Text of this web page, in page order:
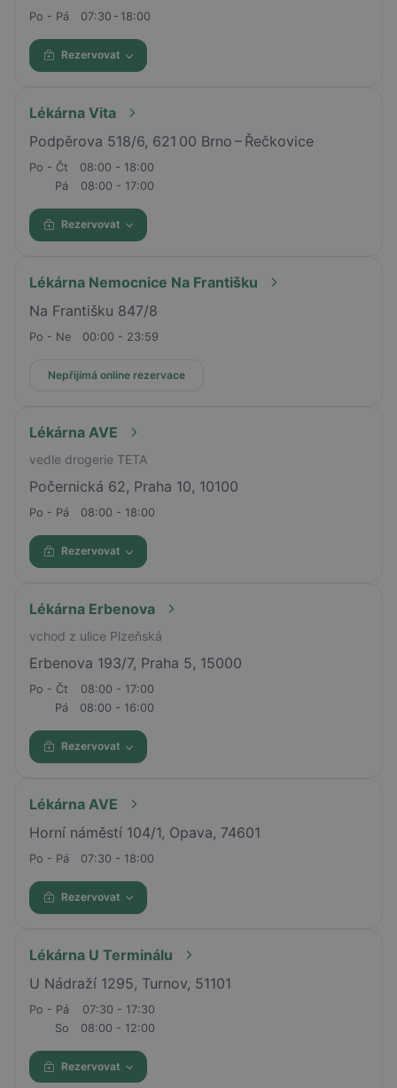
Po - Pá 07:30 - 18:00
Rezervovat
Lékárna Vita
Podpěrova 518/6, 621 00 Brno – Řečkovice
Po - Čt
08:00 - 18:00
Pá
08:00 - 17:00
Rezervovat
Lékárna Nemocnice Na Františku
Na Františku 847/8
Po - Ne 00:00 - 23:59
Nepřijímá online rezervace
Lékárna AVE
vedle drogerie TETA
Počernická 62, Praha 10, 10100
Po - Pá 08:00 - 18:00
Rezervovat
Lékárna Erbenova
vchod z ulice Plzeňská
Erbenova 193/7, Praha 5, 15000
Po - Čt
08:00 - 17:00
Pá
08:00 - 16:00
Rezervovat
Lékárna AVE
Horní náměstí 104/1, Opava, 74601
Po - Pá 07:30 - 18:00
Rezervovat
Lékárna U Terminálu
U Nádraží 1295, Turnov, 51101
Po - Pá
07:30 - 17:30
So
08:00 - 12:00
Rezervovat